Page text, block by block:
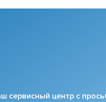
сервисный центр с
▼